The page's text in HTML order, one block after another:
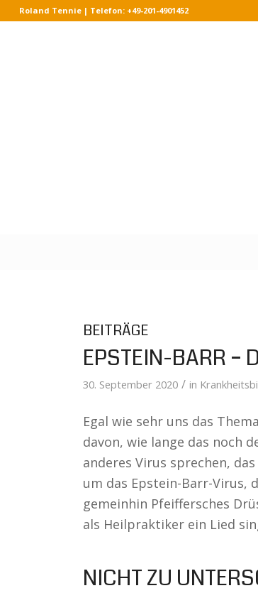
Roland Tennie | Telefon: +49-201-4901452
BEITRÄGE
EPSTEIN-BARR –
30. September 2020 / in
Egal wie sehr uns das
davon, wie lange das noch
anderes Virus sprechen,
um das Epstein-Barr-Virus,
gemeinhin Pfeiffersches
als Heilpraktiker ein Lied
NICHT ZU